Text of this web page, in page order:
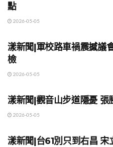
點
2026-05-05
漾新聞|軍校路車禍震撼議
檢
2026-05-05
漾新聞|觀音山步道隱憂 張
2026-05-05
漾新聞|台61別只到右昌